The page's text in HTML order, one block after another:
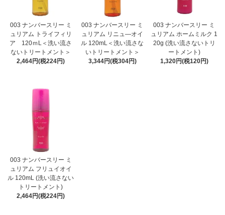
003 ナンバースリー ミ
ュリアム トライフィリ
ア 120ｍL＜洗い流さ
ないトリートメント＞
2,464円(税224円)
003 ナンバースリー ミ
ュリアム リニュ―オイ
ル 120mL＜洗い流さな
いトリートメント＞
3,344円(税304円)
003 ナンバースリー ミ
ュリアム ホームミルク 1
20g (洗い流さないトリ
ートメント)
1,320円(税120円)
003 ナンバースリー ミ
ュリアム フリュイオイ
ル 120mL (洗い流さない
トリートメント)
2,464円(税224円)